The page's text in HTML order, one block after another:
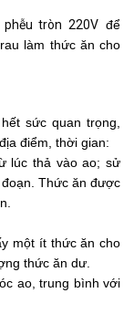
tròn 220V để
làm thức ăn cho
sức quan trọng,
điểm, thời gian:
lúc thả vào ao; sử
Thức ăn được
một ít thức ăn cho
thức ăn dư.
ao, trung bình với